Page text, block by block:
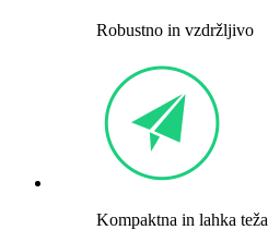
Robustno in vzdržljivo
Kompaktna in lahka teža